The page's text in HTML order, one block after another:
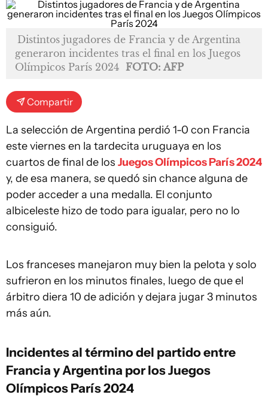
Distintos jugadores de Francia y de Argentina
generaron incidentes tras el final en los Juegos
Olímpicos París 2024 FOTO: AFP
Compartir
La selección de Argentina perdió 1-0 con Francia
este viernes en la tardecita uruguaya en los
cuartos de final de los Juegos Olímpicos París 2024
y, de esa manera, se quedó sin chance alguna de
poder acceder a una medalla. El conjunto
albiceleste hizo de todo para igualar, pero no lo
consiguió.
Los franceses manejaron muy bien la pelota y solo
sufrieron en los minutos finales, luego de que el
árbitro diera 10 de adición y dejara jugar 3 minutos
más aún.
Incidentes al término del partido entre
Francia y Argentina por los Juegos
Olímpicos París 2024